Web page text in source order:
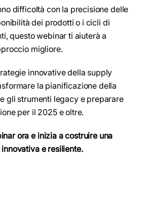
difficoltà con la precisione delle
dei prodotti o i cicli di
questo webinar ti aiuterà a
migliore.
innovative della supply
la pianificazione della
gli strumenti legacy e preparare
per il 2025 e oltre.
ora e inizia a costruire una
e resiliente.